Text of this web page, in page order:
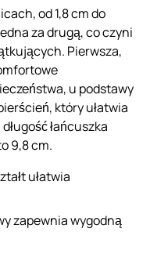
od 1,8 cm do
za drugą, co czyni
Pierwsza,
u podstawy
który ułatwia
łańcuszka
9,8 cm.
ułatwia
zapewnia wygodną